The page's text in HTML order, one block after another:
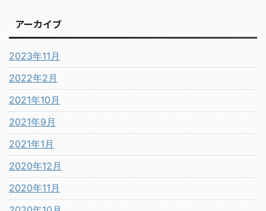
アーカイブ
2023年11月
2022年2月
2021年10月
2021年9月
2021年1月
2020年12月
2020年11月